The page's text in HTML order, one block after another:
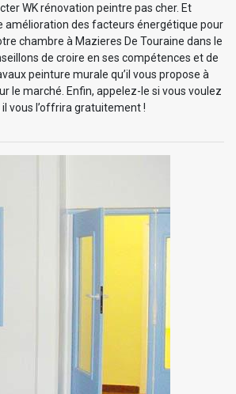
WK rénovation peintre pas cher. Et
amélioration des facteurs énergétique pour
chambre à Mazieres De Touraine dans le
de croire en ses compétences et de
peinture murale qu’il vous propose à
le marché. Enfin, appelez-le si vous voulez
vous l’offrira gratuitement !